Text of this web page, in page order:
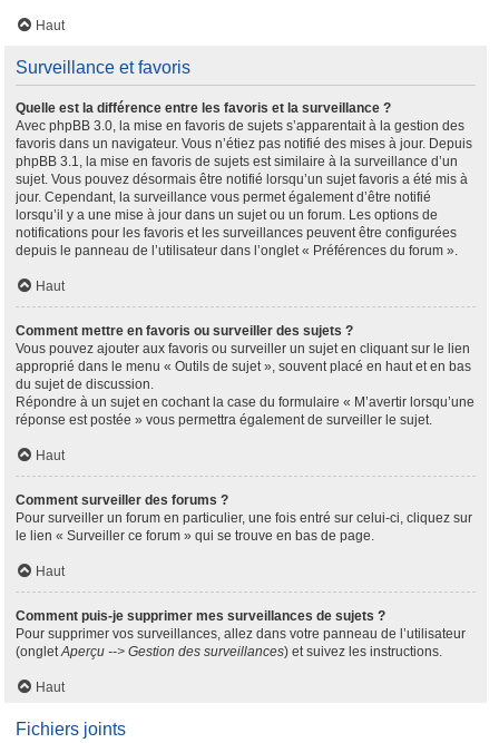
Haut
Surveillance et favoris
Quelle est la différence entre les favoris et la surveillance ?
Avec phpBB 3.0, la mise en favoris de sujets s’apparentait à la gestion des
favoris dans un navigateur. Vous n’étiez pas notifié des mises à jour. Depuis
phpBB 3.1, la mise en favoris de sujets est similaire à la surveillance d’un
sujet. Vous pouvez désormais être notifié lorsqu’un sujet favoris a été mis à
jour. Cependant, la surveillance vous permet également d’être notifié
lorsqu’il y a une mise à jour dans un sujet ou un forum. Les options de
notifications pour les favoris et les surveillances peuvent être configurées
depuis le panneau de l’utilisateur dans l’onglet « Préférences du forum ».
Haut
Comment mettre en favoris ou surveiller des sujets ?
Vous pouvez ajouter aux favoris ou surveiller un sujet en cliquant sur le lien
approprié dans le menu « Outils de sujet », souvent placé en haut et en bas
du sujet de discussion.
Répondre à un sujet en cochant la case du formulaire « M’avertir lorsqu’une
réponse est postée » vous permettra également de surveiller le sujet.
Haut
Comment surveiller des forums ?
Pour surveiller un forum en particulier, une fois entré sur celui-ci, cliquez sur
le lien « Surveiller ce forum » qui se trouve en bas de page.
Haut
Comment puis-je supprimer mes surveillances de sujets ?
Pour supprimer vos surveillances, allez dans votre panneau de l’utilisateur
(ongletAperçu --> Gestion des surveillances) et suivez les instructions.
Haut
Fichiers joints